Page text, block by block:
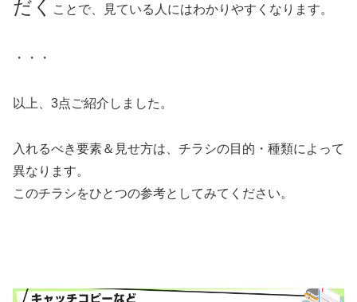
だく ことで、見ている人にはわかりやすくなります。
・・・
以上、3点ご紹介しました。
入れるべき要素＆見せ方は、チラシの目的・種類によって
異なります。
このチラシをひとつの参考としてみてください。